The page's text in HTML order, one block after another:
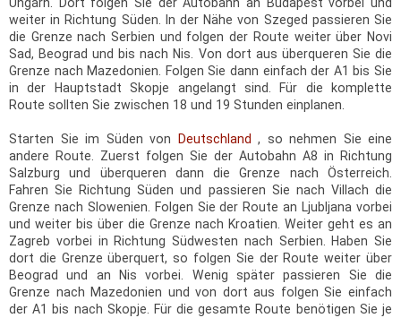
Ungarn. Dort folgen Sie der Autobahn an Budapest vorbei und
weiter in Richtung Süden. In der Nähe von Szeged passieren Sie
die Grenze nach Serbien und folgen der Route weiter über Novi
Sad, Beograd und bis nach Nis. Von dort aus überqueren Sie die
Grenze nach Mazedonien. Folgen Sie dann einfach der A1 bis Sie
in der Hauptstadt Skopje angelangt sind. Für die komplette
Route sollten Sie zwischen 18 und 19 Stunden einplanen.
Starten Sie im Süden von Deutschland , so nehmen Sie eine
andere Route. Zuerst folgen Sie der Autobahn A8 in Richtung
Salzburg und überqueren dann die Grenze nach Österreich.
Fahren Sie Richtung Süden und passieren Sie nach Villach die
Grenze nach Slowenien. Folgen Sie der Route an Ljubljana vorbei
und weiter bis über die Grenze nach Kroatien. Weiter geht es an
Zagreb vorbei in Richtung Südwesten nach Serbien. Haben Sie
dort die Grenze überquert, so folgen Sie der Route weiter über
Beograd und an Nis vorbei. Wenig später passieren Sie die
Grenze nach Mazedonien und von dort aus folgen Sie einfach
der A1 bis nach Skopje. Für die gesamte Route benötigen Sie je